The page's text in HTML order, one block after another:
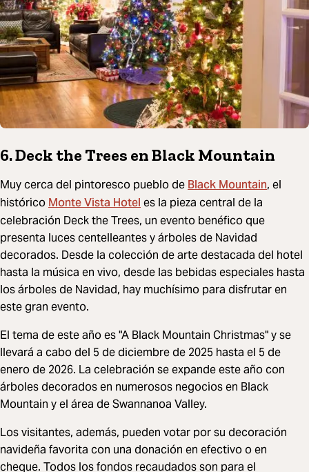
6. Deck the Trees en Black Mountain
Muy cerca del pintoresco pueblo deBlack Mountain, el
históricoMonte Vista Hoteles la pieza central de la
celebración Deck the Trees, un evento benéfico que
presenta luces centelleantes y árboles de Navidad
decorados. Desde la colección de arte destacada del hotel
hasta la música en vivo, desde las bebidas especiales hasta
los árboles de Navidad, hay muchísimo para disfrutar en
este gran evento.
El tema de este año es "A Black Mountain Christmas" y se
llevará a cabo del 5 de diciembre de 2025 hasta el 5 de
enero de 2026. La celebración se expande este año con
árboles decorados en numerosos negocios en Black
Mountain y el área de Swannanoa Valley.
Los visitantes, además, pueden votar por su decoración
navideña favorita con una donación en efectivo o en
cheque. Todos los fondos recaudados son para el